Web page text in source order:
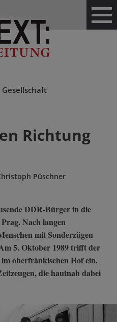
Gesellschaft
Richtung
Püschner
DDR-Bürger in die
Nach langen
mit Sonderzügen
5. Oktober 1989 trifft der
oberfränkischen Hof ein.
die hautnah dabei